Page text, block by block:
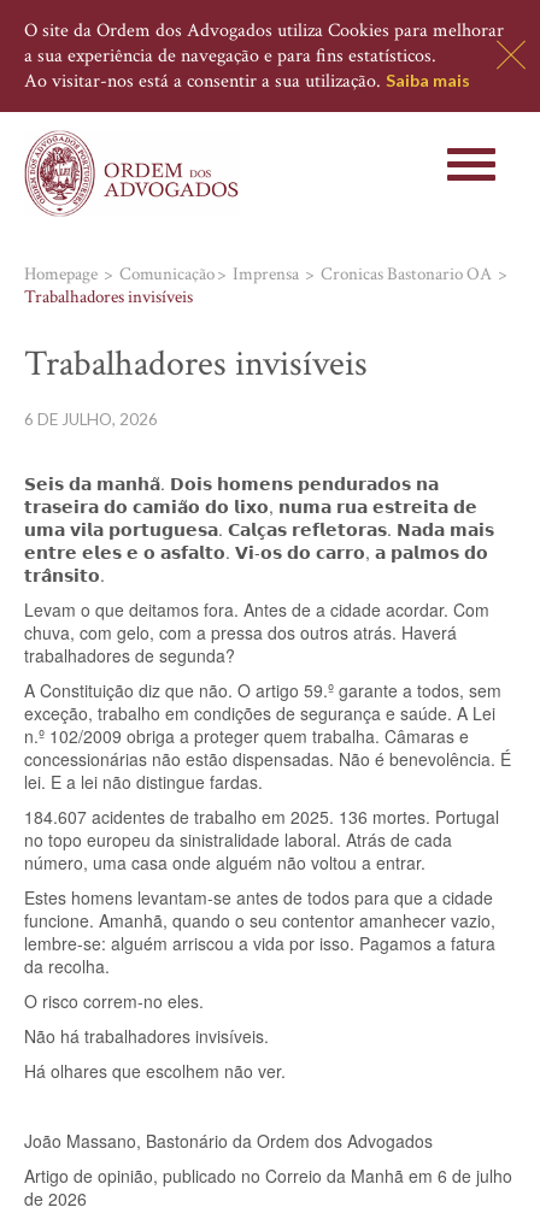
O site da Ordem dos Advogados utiliza Cookies para melhorar
a sua experiência de navegação e para fins estatísticos.
Ao visitar-nos está a consentir a sua utilização. Saiba mais
Toggle
Homepage Comunicação Imprensa
Cronicas Bastonario OA
Trabalhadores invisíveis
Trabalhadores invisíveis
6 DE JULHO, 2026
𝗦𝗲𝗶𝘀 𝗱𝗮 𝗺𝗮𝗻𝗵𝗮̃. 𝗗𝗼𝗶𝘀 𝗵𝗼𝗺𝗲𝗻𝘀 𝗽𝗲𝗻𝗱𝘂𝗿𝗮𝗱𝗼𝘀 𝗻𝗮
𝘁𝗿𝗮𝘀𝗲𝗶𝗿𝗮 𝗱𝗼 𝗰𝗮𝗺𝗶𝗮̃𝗼 𝗱𝗼 𝗹𝗶𝘅𝗼, 𝗻𝘂𝗺𝗮 𝗿𝘂𝗮 𝗲𝘀𝘁𝗿𝗲𝗶𝘁𝗮 𝗱𝗲
𝘂𝗺𝗮 𝘃𝗶𝗹𝗮 𝗽𝗼𝗿𝘁𝘂𝗴𝘂𝗲𝘀𝗮. 𝗖𝗮𝗹𝗰̧𝗮𝘀 𝗿𝗲𝗳𝗹𝗲𝘁𝗼𝗿𝗮𝘀. 𝗡𝗮𝗱𝗮 𝗺𝗮𝗶𝘀
𝗲𝗻𝘁𝗿𝗲 𝗲𝗹𝗲𝘀 𝗲 𝗼 𝗮𝘀𝗳𝗮𝗹𝘁𝗼. 𝗩𝗶-𝗼𝘀 𝗱𝗼 𝗰𝗮𝗿𝗿𝗼, 𝗮 𝗽𝗮𝗹𝗺𝗼𝘀 𝗱𝗼
𝘁𝗿𝗮̂𝗻𝘀𝗶𝘁𝗼.
Levam o que deitamos fora. Antes de a cidade acordar. Com
chuva, com gelo, com a pressa dos outros atrás. Haverá
trabalhadores de segunda?
A Constituição diz que não. O artigo 59.º garante a todos, sem
exceção, trabalho em condições de segurança e saúde. A Lei
n.º 102/2009 obriga a proteger quem trabalha. Câmaras e
concessionárias não estão dispensadas. Não é benevolência. É
lei. E a lei não distingue fardas.
184.607 acidentes de trabalho em 2025. 136 mortes. Portugal
no topo europeu da sinistralidade laboral. Atrás de cada
número, uma casa onde alguém não voltou a entrar.
Estes homens levantam-se antes de todos para que a cidade
funcione. Amanhã, quando o seu contentor amanhecer vazio,
lembre-se: alguém arriscou a vida por isso. Pagamos a fatura
da recolha.
O risco correm-no eles.
Não há trabalhadores invisíveis.
Há olhares que escolhem não ver.
João Massano, Bastonário da Ordem dos Advogados
Artigo de opinião, publicado no Correio da Manhã em 6 de julho
de 2026